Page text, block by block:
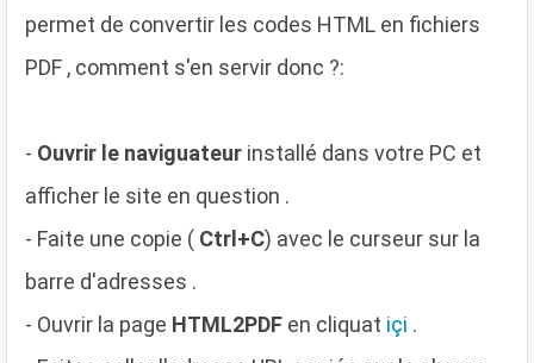
permet de convertir les codes HTML en fichiers
PDF , comment s'en servir donc ?:
- Ouvrir le naviguateur installé dans votre PC et
afficher le site en question .
- Faite une copie ( Ctrl+C) avec le curseur sur la
barre d'adresses .
- Ouvrir la page HTML2PDF en cliquat içi .